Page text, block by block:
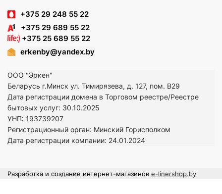
+375 29 248 55 22
+375 29 689 55 22
+375 25 689 55 22
erkenby@yandex.by
ООО "Эркен"
Беларусь г.Минск ул. Тимирязева, д. 127, пом. В29
Дата регистрации домена в Торговом реестре/Реестре
бытовых услуг: 30.10.2025
УНП: 193739207
Регистрационный орган: Минский Горисполком
Дата регистрации компании: 24.01.2024
Разработка и создание интернет-магазинов e-linershop.by